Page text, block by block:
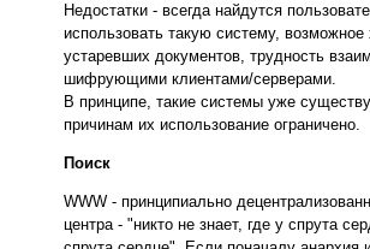
Недостатки - всегда найдутся
использовать такую систему, возможное
устаревших документов, трудность
шифрующими клиентами/серверами.
В принципе, такие системы уже
причинам их использование ограничено.
Поиск
WWW - принципиально
центра - "никто не знает, где у спрута